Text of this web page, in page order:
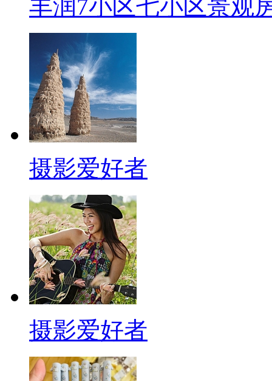
丰润7小区七小区景观
摄影爱好者
摄影爱好者